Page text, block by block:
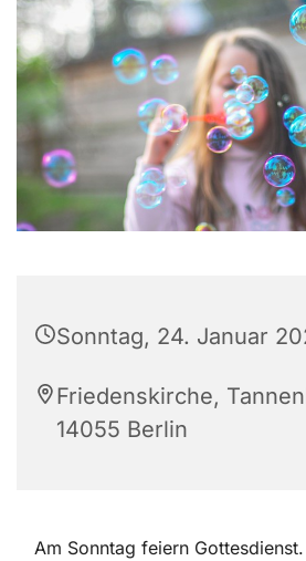
Sonntag, 24. Januar
Friedenskirche,
14055 Berlin
Am Sonntag feiern